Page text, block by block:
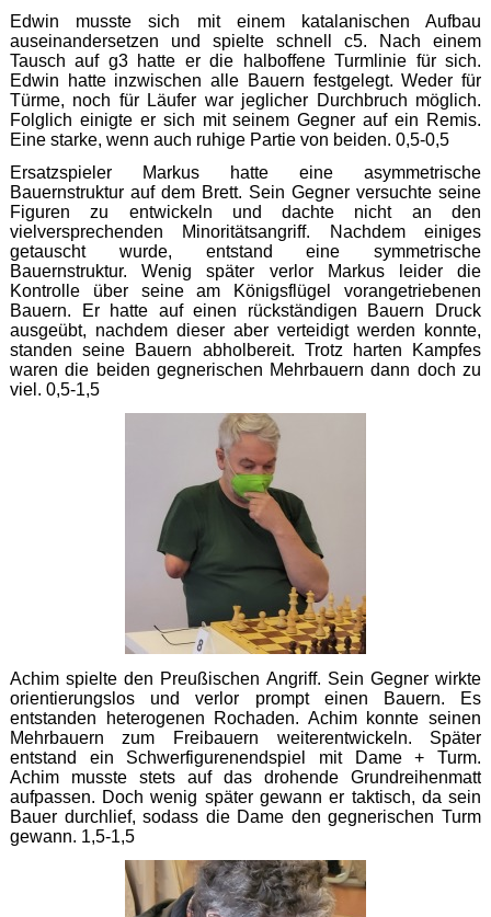
Edwin musste sich mit einem katalanischen Aufbau
auseinandersetzen und spielte schnell c5. Nach einem
Tausch auf g3 hatte er die halboffene Turmlinie für sich.
Edwin hatte inzwischen alle Bauern festgelegt. Weder für
Türme, noch für Läufer war jeglicher Durchbruch möglich.
Folglich einigte er sich mit seinem Gegner auf ein Remis.
Eine starke, wenn auch ruhige Partie von beiden. 0,5-0,5
Ersatzspieler Markus hatte eine asymmetrische
Bauernstruktur auf dem Brett. Sein Gegner versuchte seine
Figuren zu entwickeln und dachte nicht an den
vielversprechenden Minoritätsangriff. Nachdem einiges
getauscht wurde, entstand eine symmetrische
Bauernstruktur. Wenig später verlor Markus leider die
Kontrolle über seine am Königsflügel vorangetriebenen
Bauern. Er hatte auf einen rückständigen Bauern Druck
ausgeübt, nachdem dieser aber verteidigt werden konnte,
standen seine Bauern abholbereit. Trotz harten Kampfes
waren die beiden gegnerischen Mehrbauern dann doch zu
viel. 0,5-1,5
Achim spielte den Preußischen Angriff. Sein Gegner wirkte
orientierungslos und verlor prompt einen Bauern. Es
entstanden heterogenen Rochaden. Achim konnte seinen
Mehrbauern zum Freibauern weiterentwickeln. Später
entstand ein Schwerfigurenendspiel mit Dame + Turm.
Achim musste stets auf das drohende Grundreihenmatt
aufpassen. Doch wenig später gewann er taktisch, da sein
Bauer durchlief, sodass die Dame den gegnerischen Turm
gewann. 1,5-1,5